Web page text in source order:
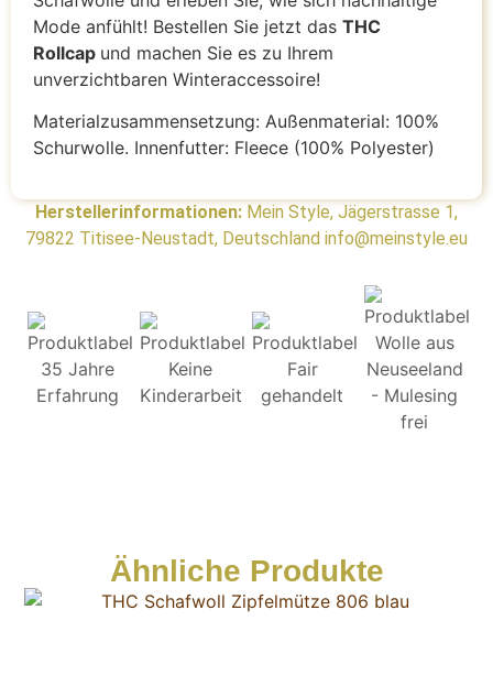
Mode anfühlt! Bestellen Sie jetzt das THC
Rollcap und machen Sie es zu Ihrem
unverzichtbaren Winteraccessoire!
Materialzusammensetzung: Außenmaterial: 100%
Schurwolle. Innenfutter: Fleece (100% Polyester)
Herstellerinformationen: Mein Style, Jägerstrasse 1,
79822 Titisee-Neustadt, Deutschland info@meinstyle.eu
Ähnliche Produkte